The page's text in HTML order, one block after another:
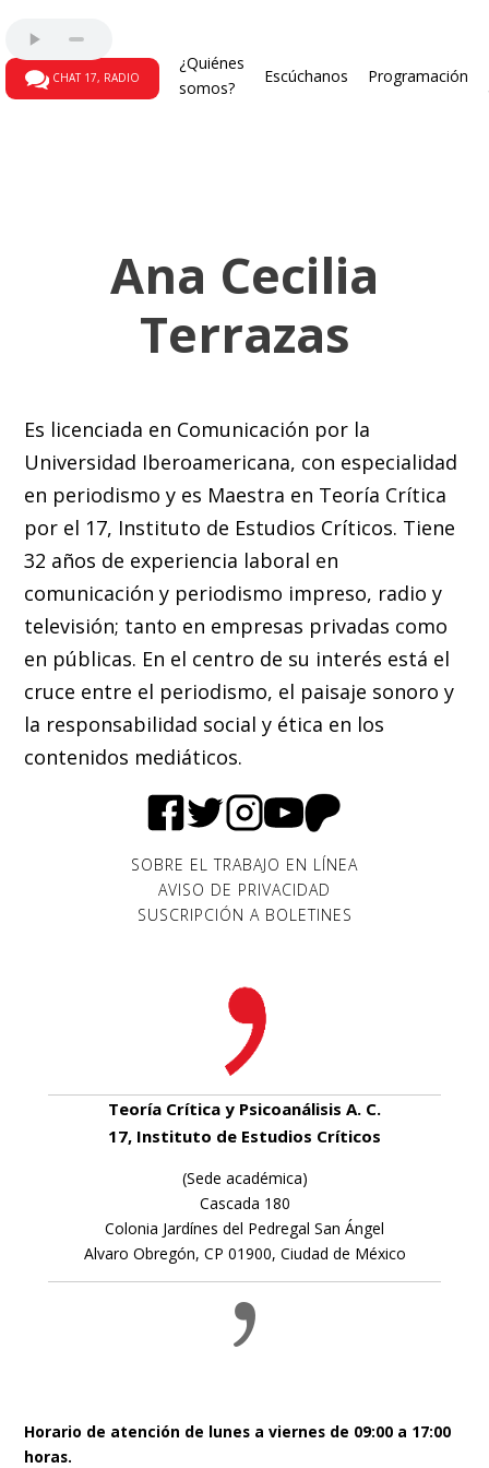
CHAT 17, RADIO
¿Quiénes
somos?
Escúchanos Programación
Ana Cecilia
Terrazas
Es licenciada en Comunicación por la
Universidad Iberoamericana, con especialidad
en periodismo y es Maestra en Teoría Crítica
por el 17, Instituto de Estudios Críticos. Tiene
32 años de experiencia laboral en
comunicación y periodismo impreso, radio y
televisión; tanto en empresas privadas como
en públicas. En el centro de su interés está el
cruce entre el periodismo, el paisaje sonoro y
la responsabilidad social y ética en los
contenidos mediáticos.
SOBRE EL TRABAJO EN LÍNEA
AVISO DE PRIVACIDAD
SUSCRIPCIÓN A BOLETINES
Teoría Crítica y Psicoanálisis A. C.
17, Instituto de Estudios Críticos
(Sede académica)
Cascada 180
Colonia Jardínes del Pedregal San Ángel
Alvaro Obregón, CP 01900, Ciudad de México
Horario de atención de lunes a viernes de 09:00 a 17:00
horas.